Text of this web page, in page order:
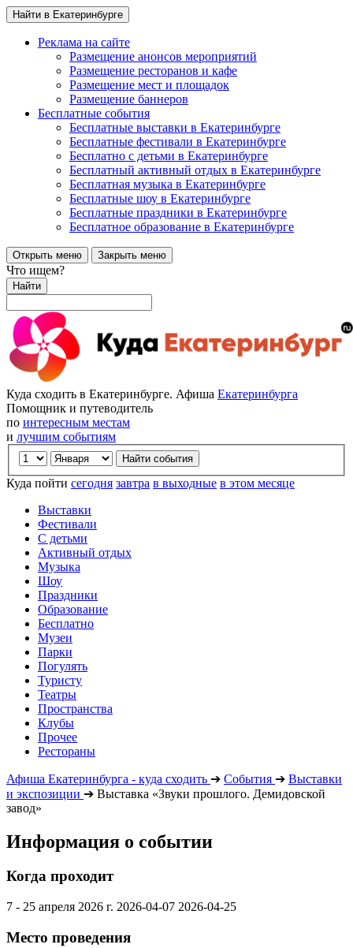
Найти в Екатеринбурге
Реклама на сайте
Размещение анонсов мероприятий
Размещение ресторанов и кафе
Размещение мест и площадок
Размещение баннеров
Бесплатные события
Бесплатные выставки в Екатеринбурге
Бесплатные фестивали в Екатеринбурге
Бесплатно с детьми в Екатеринбурге
Бесплатный активный отдых в Екатеринбурге
Бесплатная музыка в Екатеринбурге
Бесплатные шоу в Екатеринбурге
Бесплатные праздники в Екатеринбурге
Бесплатное образование в Екатеринбурге
Открыть меню Закрыть меню
Что ищем?
Найти
Куда сходить в Екатеринбурге. Афиша Екатеринбурга
Помощник и путеводитель
по интересным местам
и лучшим событиям
Куда пойти сегодня завтра в выходные в этом месяце
Выставки
Фестивали
С детьми
Активный отдых
Музыка
Шоу
Праздники
Образование
Бесплатно
Музеи
Парки
Погулять
Туристу
Театры
Пространства
Клубы
Прочее
Рестораны
Афиша Екатеринбурга - куда сходить ➔ События ➔ Выставки
и экспозиции ➔ Выставка «Звуки прошлого. Демидовской
завод»
Информация о событии
Когда проходит
7 - 25 апреля 2026 г. 2026-04-07 2026-04-25
Место проведения